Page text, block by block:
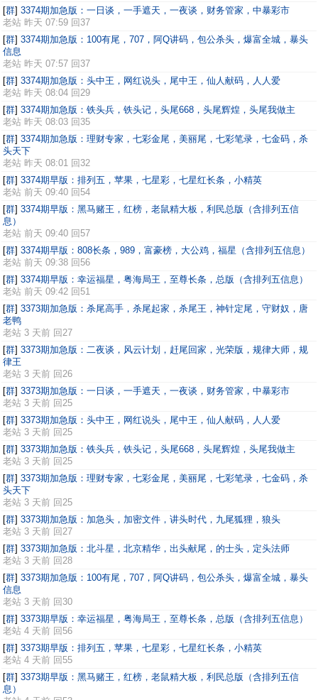
[群] 3374期加急版：一日谈，一手遮天，一夜谈，财务管家，中暴彩市
老站 昨天 07:59 回37
[群] 3374期加急版：100有尾，707，阿Q讲码，包公杀头，爆富全城，暴头
信息
老站 昨天 07:57 回37
[群] 3374期加急版：头中王，网红说头，尾中王，仙人献码，人人爱
老站 昨天 08:04 回29
[群] 3374期加急版：铁头兵，铁头记，头尾668，头尾辉煌，头尾我做主
老站 昨天 08:03 回35
[群] 3374期加急版：理财专家，七彩金尾，美丽尾，七彩笔录，七金码，杀
头天下
老站 昨天 08:01 回32
[群] 3374期早版：排列五，苹果，七星彩，七星红长条，小精英
老站 前天 09:40 回54
[群] 3374期早版：黑马赌王，红榜，老鼠精大板，利民总版（含排列五信
息）
老站 前天 09:40 回57
[群] 3374期早版：808长条，989，富豪榜，大公鸡，福星（含排列五信息）
老站 前天 09:38 回56
[群] 3374期早版：幸运福星，粤海局王，至尊长条，总版（含排列五信息）
老站 前天 09:42 回51
[群] 3373期加急版：杀尾高手，杀尾起家，杀尾王，神针定尾，守财奴，唐
老鸭
老站 3 天前 回27
[群] 3373期加急版：二夜谈，风云计划，赶尾回家，光荣版，规律大师，规
律王
老站 3 天前 回26
[群] 3373期加急版：一日谈，一手遮天，一夜谈，财务管家，中暴彩市
老站 3 天前 回25
[群] 3373期加急版：头中王，网红说头，尾中王，仙人献码，人人爱
老站 3 天前 回25
[群] 3373期加急版：铁头兵，铁头记，头尾668，头尾辉煌，头尾我做主
老站 3 天前 回25
[群] 3373期加急版：理财专家，七彩金尾，美丽尾，七彩笔录，七金码，杀
头天下
老站 3 天前 回25
[群] 3373期加急版：加急头，加密文件，讲头时代，九尾狐狸，狼头
老站 3 天前 回27
[群] 3373期加急版：北斗星，北京精华，出头献尾，的士头，定头法师
老站 3 天前 回28
[群] 3373期加急版：100有尾，707，阿Q讲码，包公杀头，爆富全城，暴头
信息
老站 3 天前 回30
[群] 3373期早版：幸运福星，粤海局王，至尊长条，总版（含排列五信息）
老站 4 天前 回56
[群] 3373期早版：排列五，苹果，七星彩，七星红长条，小精英
老站 4 天前 回55
[群] 3373期早版：黑马赌王，红榜，老鼠精大板，利民总版（含排列五信
息）